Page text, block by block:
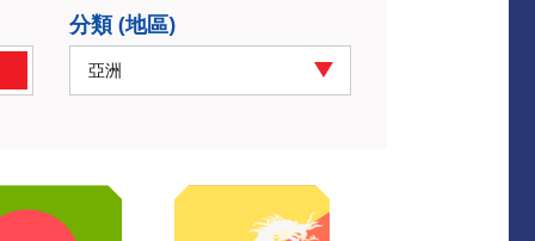
分類 (地區)
亞洲